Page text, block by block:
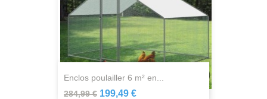
enclos poulailler 6 m² en...
284,99 € 199,49 €